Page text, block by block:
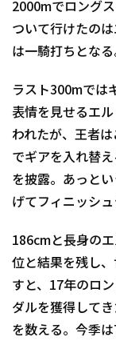
2000mでロング
ついて行けたの
は一騎打ちとなる
ラスト300mでは
表情を見せるエ
われたが、王者
でギアを入れ替
を披露。あっと
げてフィニッシュ
186cmと長身の
位と結果を残し
すと、17年のロ
ダルを獲得して
を数える。今季